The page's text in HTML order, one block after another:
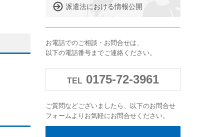
派遣法における情報公開
お電話でのご相談・お問合せは、
以下の電話番号までご連絡ください。
TEL 0175-72-3961
ご質問などございましたら、以下のお問合せ
フォームよりお気軽にお問合せください。